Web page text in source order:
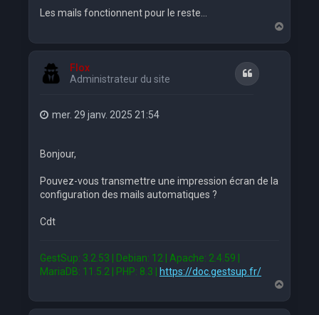
Les mails fonctionnent pour le reste...
a
Flox
Administrateur du site
Citation
mer. 29 janv. 2025 21:54
Bonjour,
Pouvez-vous transmettre une impression écran de la
configuration des mails automatiques ?
Cdt
GestSup: 3.2.53 | Debian: 12 | Apache: 2.4.59 |
MariaDB: 11.5.2 | PHP: 8.3 |
https://doc.gestsup.fr/
a
u